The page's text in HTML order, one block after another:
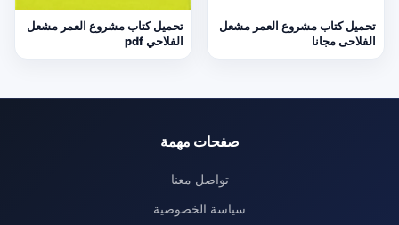
تحميل كتاب مشروع العمر مشعل
الفلاحى مجانا
تحميل كتاب مشروع العمر مشعل
الفلاحي pdf
صفحات مهمة
تواصل معنا
سياسة الخصوصية